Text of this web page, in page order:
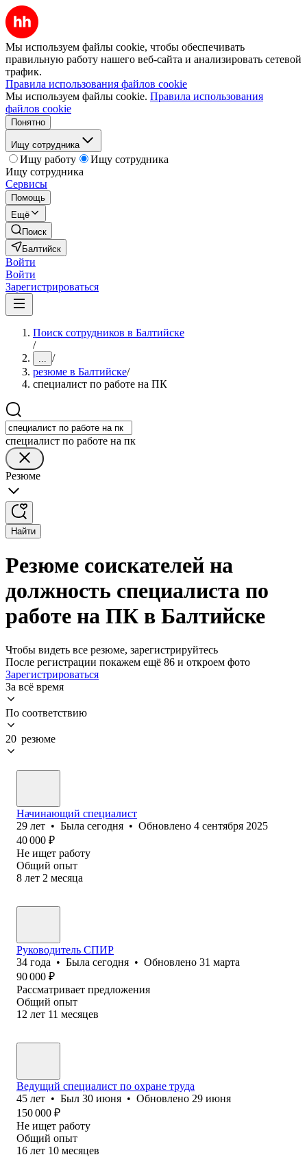
Мы используем файлы cookie, чтобы обеспечивать
правильную работу нашего веб-сайта и анализировать сетевой
трафик.
Правила использования файлов cookie
Мы используем файлы cookie. Правила использования
файлов cookie
Понятно
Ищу сотрудника
Ищу работу
Ищу сотрудника
Ищу сотрудника
Сервисы
Помощь
Ещё
Поиск
Балтийск
Войти
Войти
Зарегистрироваться
Поиск сотрудников в Балтийске
/
... /
резюме в Балтийске/
специалист по работе на ПК
специалист по работе на пк
Резюме
Найти
Резюме соискателей на
должность специалиста по
работе на ПК в Балтийске
Чтобы видеть все резюме, зарегистрируйтесь
После регистрации покажем ещё 86 и откроем фото
Зарегистрироваться
За всё время
По соответствию
20 резюме
Начинающий специалист
29 лет • Была сегодня • Обновлено 4 сентября 2025
40 000 ₽
Не ищет работу
Общий опыт
8 лет 2 месяца
Руководитель СПИР
34 года • Была сегодня • Обновлено 31 марта
90 000 ₽
Рассматривает предложения
Общий опыт
12 лет 11 месяцев
Ведущий специалист по охране труда
45 лет • Был 30 июня • Обновлено 29 июня
150 000 ₽
Не ищет работу
Общий опыт
16 лет 10 месяцев